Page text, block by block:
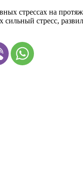
стрессах на
стресс,